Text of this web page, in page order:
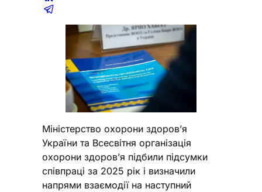
Міністерство охорони здоров’я
України та Всесвітня організація
охорони здоров’я підбили підсумки
співпраці за 2025 рік і визначили
напрями взаємодії на наступний